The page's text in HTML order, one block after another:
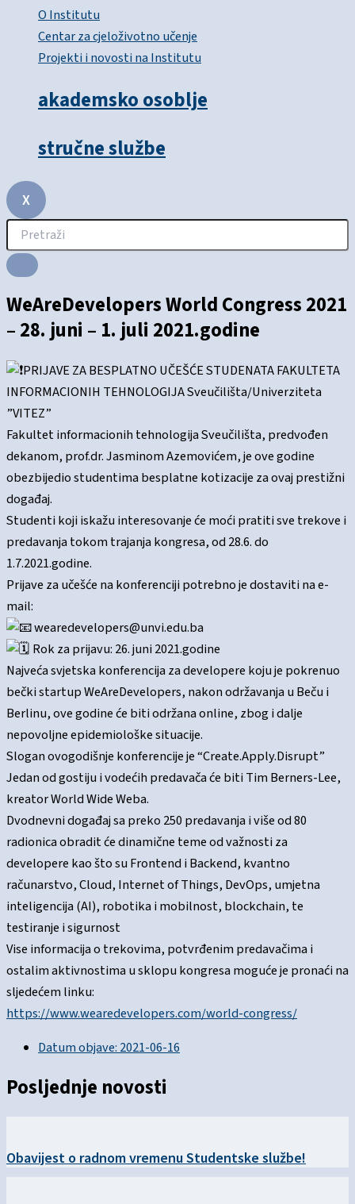
O Institutu
Centar za cjeloživotno učenje
Projekti i novosti na Institutu
akademsko osoblje
stručne službe
X
WeAreDevelopers World Congress 2021
– 28. juni – 1. juli 2021.godine
PRIJAVE ZA BESPLATNO UČEŠĆE STUDENATA FAKULTETA
INFORMACIONIH TEHNOLOGIJA Sveučilišta/Univerziteta
”VITEZ”
Fakultet informacionih tehnologija Sveučilišta, predvođen
dekanom, prof.dr. Jasminom Azemovićem, je ove godine
obezbijedio studentima besplatne kotizacije za ovaj prestižni
događaj.
Studenti koji iskažu interesovanje će moći pratiti sve trekove i
predavanja tokom trajanja kongresa, od 28.6. do
1.7.2021.godine.
Prijave za učešće na konferenciji potrebno je dostaviti na e-
mail:
wearedevelopers@unvi.edu.ba
Rok za prijavu: 26. juni 2021.godine
Najveća svjetska konferencija za developere koju je pokrenuo
bečki startup WeAreDevelopers, nakon održavanja u Beču i
Berlinu, ove godine će biti održana online, zbog i dalje
nepovoljne epidemiološke situacije.
Slogan ovogodišnje konferencije je “Create.Apply.Disrupt”
Jedan od gostiju i vodećih predavača će biti Tim Berners-Lee,
kreator World Wide Weba.
Dvodnevni događaj sa preko 250 predavanja i više od 80
radionica obradit će dinamične teme od važnosti za
developere kao što su Frontend i Backend, kvantno
računarstvo, Cloud, Internet of Things, DevOps, umjetna
inteligencija (AI), robotika i mobilnost, blockchain, te
testiranje i sigurnost
Vise informacija o trekovima, potvrđenim predavačima i
ostalim aktivnostima u sklopu kongresa moguće je pronaći na
sljedećem linku:
https://www.wearedevelopers.com/world-congress/
Datum objave:2021-06-16
Posljednje novosti
Obavijest o radnom vremenu Studentske službe!